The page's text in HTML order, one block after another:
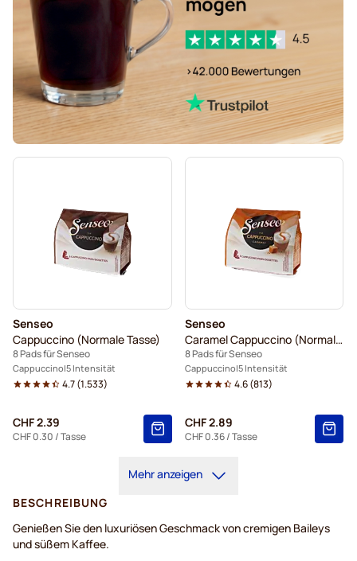
Senseo
Cappuccino (Normale Tasse)
8 Pads für Senseo
Cappuccino 5 Intensität
4.7(1.533)
CHF 2.39
CHF 0.30 / Tasse
Senseo
Caramel Cappuccino (Normale Tasse)
8 Pads für Senseo
Cappuccino 5 Intensität
4.6(813)
CHF 2.89
CHF 0.36/ Tasse
Mehr anzeigen
BESCHREIBUNG
Genießen Sie den luxuriösen Geschmack von cremigen Baileys
und süßem Kaffee.